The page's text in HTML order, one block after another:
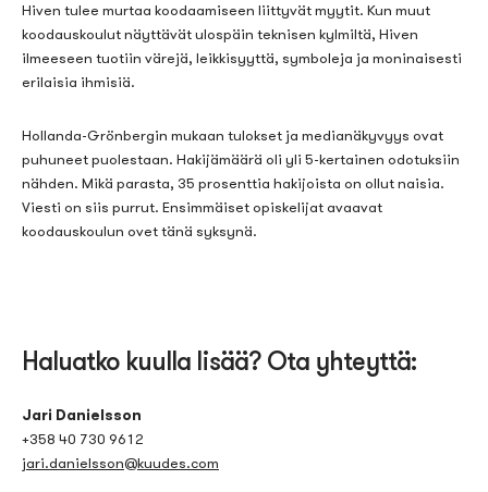
Hiven tulee murtaa koodaamiseen liittyvät myytit. Kun muut
koodauskoulut näyttävät ulospäin teknisen kylmiltä, Hiven
ilmeeseen tuotiin värejä, leikkisyyttä, symboleja ja moninaisesti
erilaisia ihmisiä.
Hollanda-Grönbergin mukaan tulokset ja medianäkyvyys ovat
puhuneet puolestaan. Hakijämäärä oli yli 5-kertainen odotuksiin
nähden. Mikä parasta, 35 prosenttia hakijoista on ollut naisia.
Viesti on siis purrut. Ensimmäiset opiskelijat avaavat
koodauskoulun ovet tänä syksynä.
Haluatko kuulla lisää? Ota yhteyttä:
Jari Danielsson
+358 40 730 9612
jari.danielsson@kuudes.com